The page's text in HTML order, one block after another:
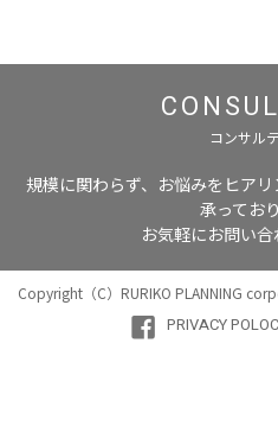
コンサル
規模に関わらず、お悩みをヒア
承ってお
お気軽にお問い合
Copyright（C）RURIKO PLANNING
PRIVACY